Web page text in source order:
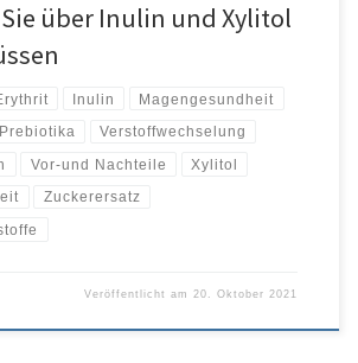
über Inulin und Xylitol
Inulin Magengesundheit
Prebiotika Verstoffwechselung
Vor-und Nachteile Xylitol
Zuckerersatz
Veröffentlicht am20. Oktober 2021